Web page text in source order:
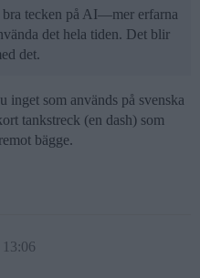
tecken på AI—mer erfarna
det hela tiden. Det blir
det.
inget som används på svenska
tankstreck (en dash) som
bägge.